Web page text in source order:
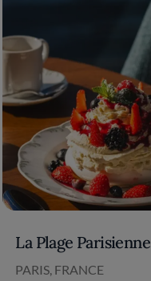
La Plage Parisienne
PARIS, FRANCE